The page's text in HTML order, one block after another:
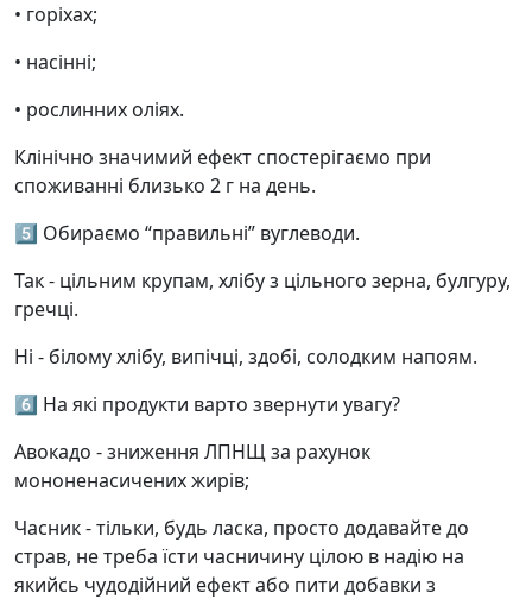
• горіхах;
• насінні;
• рослинних оліях.
Клінічно значимий ефект спостерігаємо при
споживанні близько 2 г на день.
5️⃣ Обираємо “правильні” вуглеводи.
Так - цільним крупам, хлібу з цільного зерна, булгуру,
гречці.
Ні - білому хлібу, випічці, здобі, солодким напоям.
6️⃣ На які продукти варто звернути увагу?
Авокадо - зниження ЛПНЩ за рахунок
мононенасичених жирів;
Часник - тільки, будь ласка, просто додавайте до
страв, не треба їсти часничину цілою в надію на
якийсь чудодійний ефект або пити добавки з